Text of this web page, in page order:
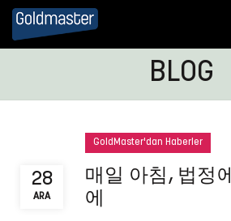
BLOG
28
ARA
GoldMaster'dan Haberler
매일 아침, 법정
에